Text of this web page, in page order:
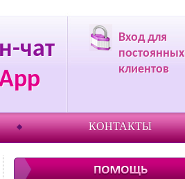
чат
Вход для
постоянных
клиентов
КОНТАКТЫ